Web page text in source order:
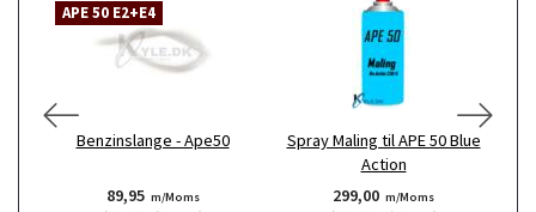
APE 50 E2+E4
Benzinslange - Ape50
89,95 m/Moms
Spray Maling til APE 50 Blue
Action
299,00 m/Moms